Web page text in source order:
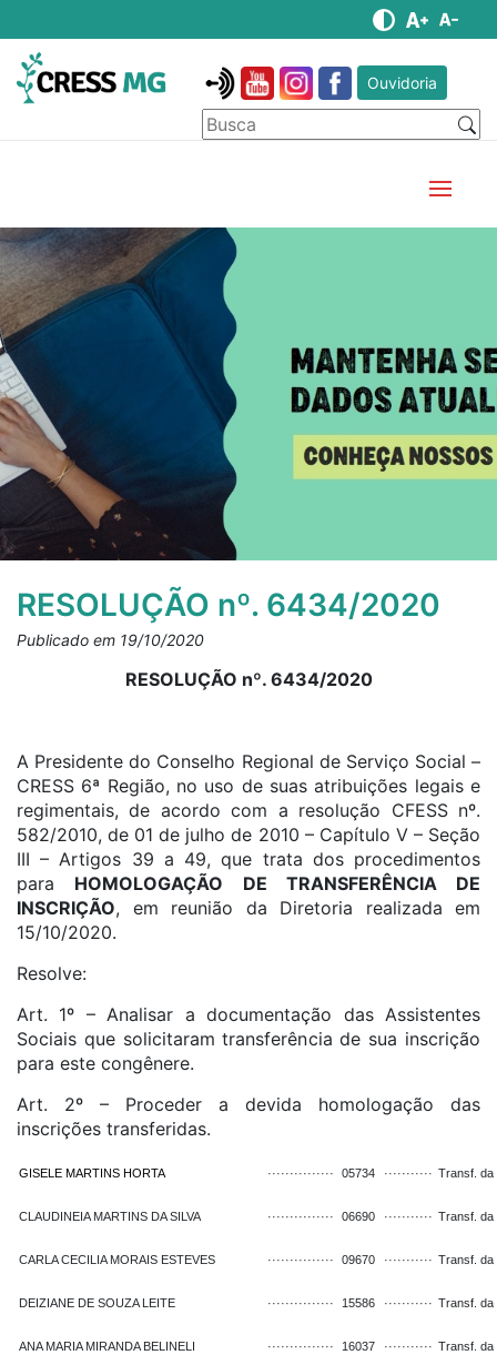
Ouvidoria
RESOLUÇÃO nº. 6434/2020
Publicado em 19/10/2020
RESOLUÇÃO nº. 6434/2020
A Presidente do Conselho Regional de Serviço Social –
CRESS 6ª Região, no uso de suas atribuições legais e
regimentais, de acordo com a resolução CFESS nº.
582/2010, de 01 de julho de 2010 – Capítulo V – Seção
III – Artigos 39 a 49, que trata dos procedimentos
para HOMOLOGAÇÃO DE TRANSFERÊNCIA DE
INSCRIÇÃO, em reunião da Diretoria realizada em
15/10/2020.
Resolve:
Art. 1º – Analisar a documentação das Assistentes
Sociais que solicitaram transferência de sua inscrição
para este congênere.
Art. 2º – Proceder a devida homologação das
inscrições transferidas.
GISELE MARTINS HORTA ··············· 05734 ··········· Transf. da
CLAUDINEIA MARTINS DA SILVA ··············· 06690 ··········· Transf. da
CARLA CECILIA MORAIS ESTEVES ··············· 09670 ··········· Transf. da
DEIZIANE DE SOUZA LEITE ··············· 15586 ··········· Transf. da
ANA MARIA MIRANDA BELINELI ··············· 16037 ··········· Transf. da